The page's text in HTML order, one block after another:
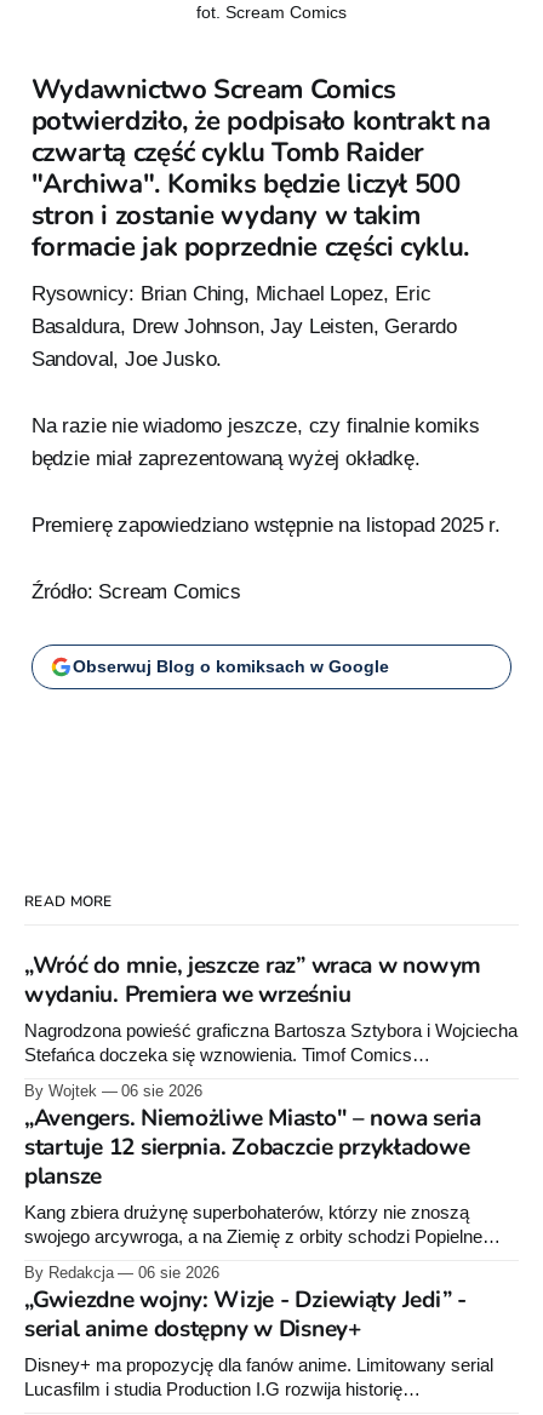
fot. Scream Comics
Wydawnictwo Scream Comics
potwierdziło, że podpisało kontrakt na
czwartą część cyklu Tomb Raider
"Archiwa". Komiks będzie liczył 500
stron i zostanie wydany w takim
formacie jak poprzednie części cyklu.
Rysownicy: Brian Ching, Michael Lopez, Eric
Basaldura, Drew Johnson, Jay Leisten, Gerardo
Sandoval, Joe Jusko.
Na razie nie wiadomo jeszcze, czy finalnie komiks
będzie miał zaprezentowaną wyżej okładkę.
Premierę zapowiedziano wstępnie na listopad 2025 r.
Źródło: Scream Comics
Obserwuj Blog o komiksach w Google
READ MORE
„Wróć do mnie, jeszcze raz” wraca w nowym
wydaniu. Premiera we wrześniu
Nagrodzona powieść graficzna Bartosza Sztybora i Wojciecha
Stefańca doczeka się wznowienia. Timof Comics
raz”, którego pierwsze wydanie ukazało się w 2015 roku.
By Wojtek 06 sie 2026
„Avengers. Niemożliwe Miasto" – nowa seria
startuje 12 sierpnia. Zobaczcie przykładowe
plansze
Kang zbiera drużynę superbohaterów, którzy nie znoszą
swojego arcywroga, a na Ziemię z orbity schodzi Popielne
serii Avengers autorstwa Jeda MacKaya trafia do sklepów 12
sierpnia. Rzućcie okiem na przykładowe plansze.
By Redakcja 06 sie 2026
„Gwiezdne wojny: Wizje - Dziewiąty Jedi” -
serial anime dostępny w Disney+
Disney+ ma propozycję dla fanów anime. Limitowany serial
Lucasfilm i studia Production I.G rozwija historię